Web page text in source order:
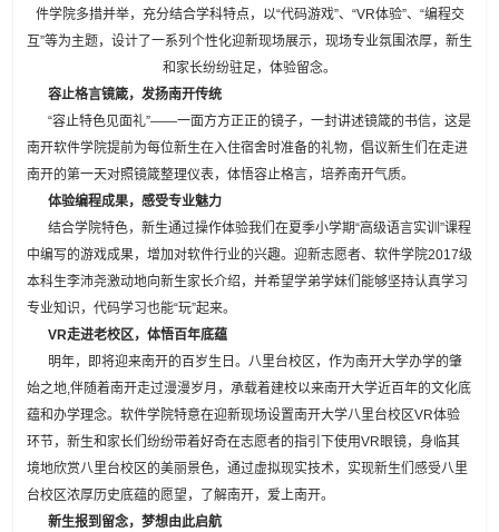
件学院多措并举，充分结合学科特点，以“代码游戏”、“VR体验”、“编程交
互”等为主题，设计了一系列个性化迎新现场展示，现场专业氛围浓厚，新生
和家长纷纷驻足，体验留念。
容止格言镜箴，发扬南开传统
“容止特色见面礼”——一面方方正正的镜子，一封讲述镜箴的书信，这是
南开软件学院提前为每位新生在入住宿舍时准备的礼物，倡议新生们在走进
南开的第一天对照镜箴整理仪表，体悟容止格言，培养南开气质。
体验编程成果，感受专业魅力
结合学院特色，新生通过操作体验我们在夏季小学期“高级语言实训”课程
中编写的游戏成果，增加对软件行业的兴趣。迎新志愿者、软件学院2017级
本科生李沛尧激动地向新生家长介绍，并希望学弟学妹们能够坚持认真学习
专业知识，代码学习也能“玩”起来。
VR走进老校区，体悟百年底蕴
明年，即将迎来南开的百岁生日。八里台校区，作为南开大学办学的肇
始之地,伴随着南开走过漫漫岁月，承载着建校以来南开大学近百年的文化底
蕴和办学理念。软件学院特意在迎新现场设置南开大学八里台校区VR体验
环节，新生和家长们纷纷带着好奇在志愿者的指引下使用VR眼镜，身临其
境地欣赏八里台校区的美丽景色，通过虚拟现实技术，实现新生们感受八里
台校区浓厚历史底蕴的愿望，了解南开，爱上南开。
新生报到留念，梦想由此启航